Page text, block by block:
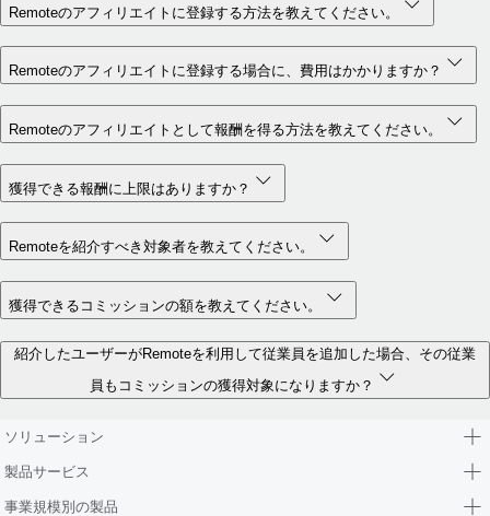
Remoteのアフィリエイトに登録する方法を教えてください。
Remoteのアフィリエイトに登録する場合に、費用はかかりますか？
Remoteのアフィリエイトとして報酬を得る方法を教えてください。
獲得できる報酬に上限はありますか？
Remoteを紹介すべき対象者を教えてください。
獲得できるコミッションの額を教えてください。
紹介したユーザーがRemoteを利用して従業員を追加した場合、その従業
員もコミッションの獲得対象になりますか？
ソリューション
製品サービス
事業規模別の製品